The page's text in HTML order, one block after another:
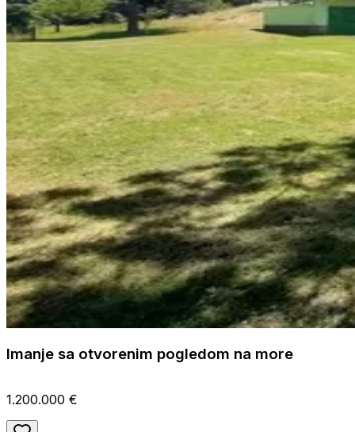
Imanje sa otvorenim pogledom na more
1.200.000 €